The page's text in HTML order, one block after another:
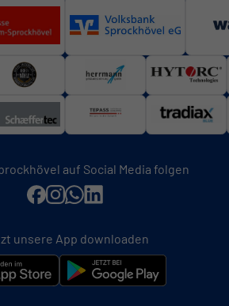
auf Social Media folgen
unsere App downloaden